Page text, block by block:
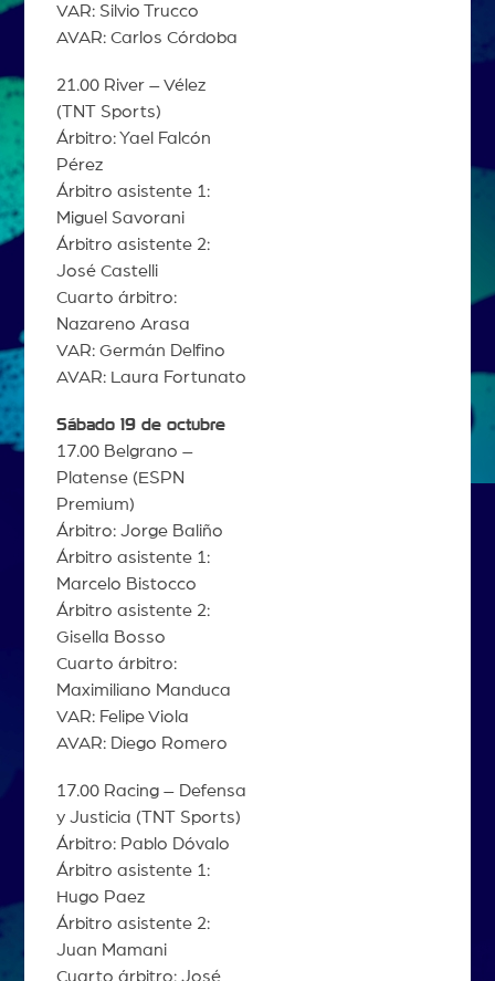
VAR: Silvio Trucco
AVAR: Carlos Córdoba
21.00 River – Vélez
(TNT Sports)
Árbitro: Yael Falcón
Pérez
Árbitro asistente 1:
Miguel Savorani
Árbitro asistente 2:
José Castelli
Cuarto árbitro:
Nazareno Arasa
VAR: Germán Delfino
AVAR: Laura Fortunato
Sábado 19 de octubre
17.00 Belgrano –
Platense (ESPN
Premium)
Árbitro: Jorge Baliño
Árbitro asistente 1:
Marcelo Bistocco
Árbitro asistente 2:
Gisella Bosso
Cuarto árbitro:
Maximiliano Manduca
VAR: Felipe Viola
AVAR: Diego Romero
17.00 Racing – Defensa
y Justicia (TNT Sports)
Árbitro: Pablo Dóvalo
Árbitro asistente 1:
Hugo Paez
Árbitro asistente 2:
Juan Mamani
Cuarto árbitro: José